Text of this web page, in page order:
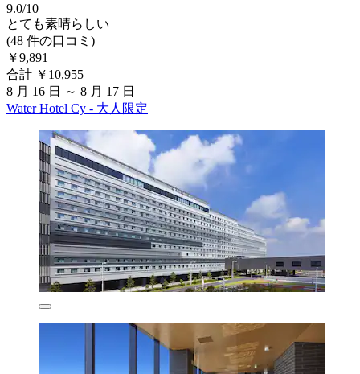
9.0/10
とても素晴らしい
(48 件の口コミ)
￥9,891
合計 ￥10,955
8 月 16 日 ～ 8 月 17 日
Water Hotel Cy - 大人限定